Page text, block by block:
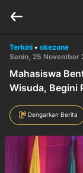
Terkini • okezone
Senin, 25 November
Mahasiswa
Wisuda, Begini
Dengarkan Berita